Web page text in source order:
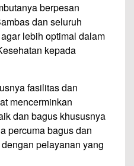
berpesan
dan seluruh
lebih optimal dalam
kepada
fasilitas dan
mencerminkan
dan bagus khususnya
percuma bagus dan
pelayanan yang